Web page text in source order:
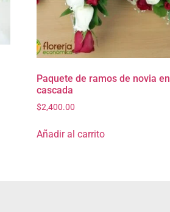
Paquete de ramos de novia en
cascada
$2,400.00
Añadir al carrito